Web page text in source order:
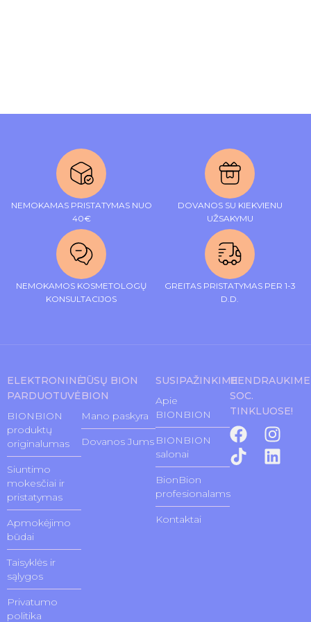
NEMOKAMAS PRISTATYMAS NUO
40€
DOVANOS SU KIEKVIENU
UŽSAKYMU
NEMOKAMOS KOSMETOLOGŲ
KONSULTACIJOS
GREITAS PRISTATYMAS PER 1-3
D.D.
ELEKTRONINĖ
PARDUOTUVĖ
BIONBION
produktų
originalumas
Siuntimo
mokesčiai ir
pristatymas
Apmokėjimo
būdai
Taisyklės ir
sąlygos
Privatumo
politika
JŪSŲ BION
BION
Mano paskyra
Dovanos Jums
SUSIPAŽINKIME
Apie
BIONBION
BIONBION
salonai
BionBion
profesionalams
Kontaktai
BENDRAUKIME
SOC.
TINKLUOSE!